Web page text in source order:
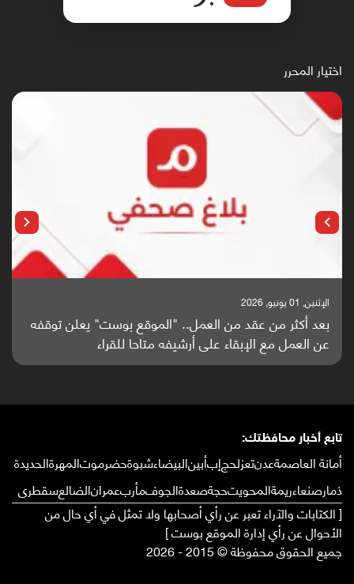
اختيار المحرر
الإثنين, 01 يونيو, 2026
بعد أكثر من عقد من العمل.. "الموقع بوست" يعلن توقفه
عن العمل مع الإبقاء على أرشيفه متاحا للقراء
تابع أخبار محافظتك:
أمانة العاصمةعدنتعزلحجإبأبينالبيضاءشبوةحضرموتالمهرةالحديدة
ذمارصنعاءريمةالمحويتحجةصعدةالجوفمأربعمرانالضالعسقطرى
[ الكتابات والآراء تعبر عن رأي أصحابها ولا تمثل في أي حال من
الأحوال عن رأي إدارة الموقع بوست ]
جميع الحقوق محفوظة © 2015 - 2026